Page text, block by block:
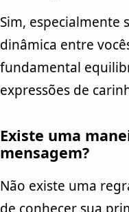
Sim, especialmente
dinâmica entre
fundamental
expressões de
Existe uma
mensagem?
Não existe uma